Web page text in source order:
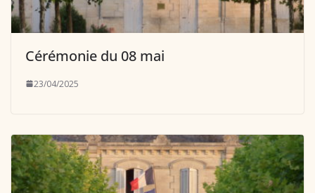
Cérémonie du 08 mai
23/04/2025